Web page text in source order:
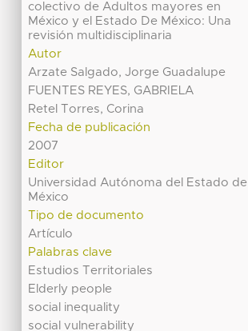
colectivo de Adultos mayores en
México y el Estado De México: Una
revisión multidisciplinaria
Autor
Arzate Salgado, Jorge Guadalupe
FUENTES REYES, GABRIELA
Retel Torres, Corina
Fecha de publicación
2007
Editor
Universidad Autónoma del Estado de
México
Tipo de documento
Artículo
Palabras clave
Estudios Territoriales
Elderly people
social inequality
social vulnerability